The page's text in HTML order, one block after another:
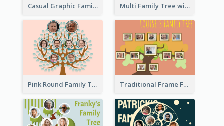
Casual Graphic Family Tree2 Multi Family Tree with Background
Pink Round Family Tree with Background Traditional Frame Family Tree with Pictures